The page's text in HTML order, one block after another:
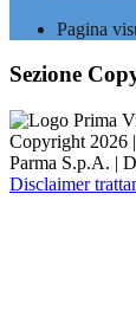
Pagina
Sezione
Copyright 2026
Parma S.p.A. |
Disclaimer